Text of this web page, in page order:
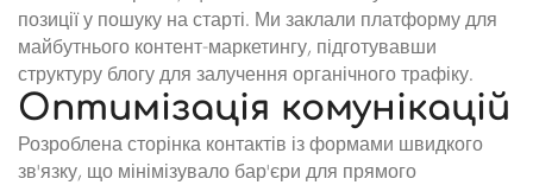
позиції у пошуку на старті. Ми заклали платформу для
майбутнього контент-маркетингу, підготувавши
структуру блогу для залучення органічного трафіку.
Оптимізація комунікацій
Розроблена сторінка контактів із формами швидкого
зв'язку, що мінімізувало бар'єри для прямого